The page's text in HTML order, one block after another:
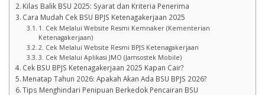
Kilas Balik BSU 2025: Syarat dan Kriteria Penerima
Cara Mudah Cek BSU BPJS Ketenagakerjaan 2025
1. Cek Melalui Website Resmi Kemnaker (Kementerian
Ketenagakerjaan)
2. Cek Melalui Website Resmi BPJS Ketenagakerjaan
3. Cek Melalui Aplikasi JMO (Jamsostek Mobile)
Cek BSU BPJS Ketenagakerjaan 2025 Kapan Cair?
Menatap Tahun 2026: Apakah Akan Ada BSU BPJS 2026?
Tips Menghindari Penipuan Berkedok Pencairan BSU